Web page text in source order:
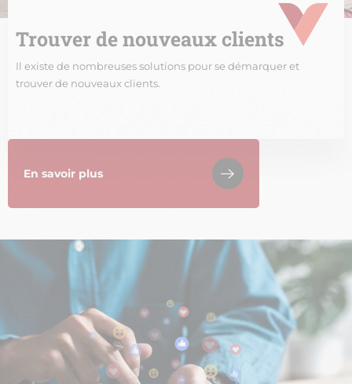
Trouver de nouveaux clients
Il existe de nombreuses solutions pour se démarquer et
trouver de nouveaux clients.
En savoir plus